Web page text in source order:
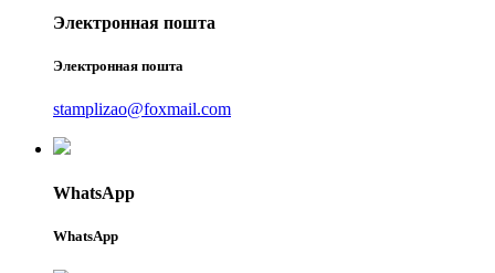
Электронная пошта
Электронная пошта
stamplizao@foxmail.com
WhatsApp
WhatsApp